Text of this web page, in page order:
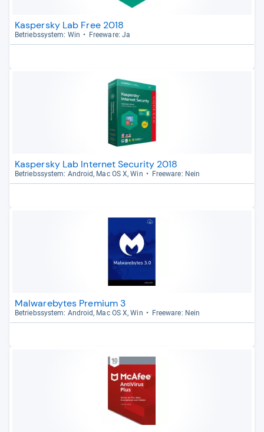
Kaspersky Lab Free 2018
Betriebs­sys­tem: Win Free­ware: Ja
Kaspersky Lab Internet Security 2018
Betriebs­sys­tem: Android, Mac OS X, Win Free­ware: Nein
Malwarebytes Premium 3
Betriebs­sys­tem: Android, Mac OS X, Win Free­ware: Nein